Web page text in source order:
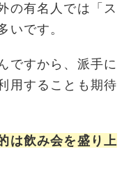
の有名人では「ス
いです。
ですから、派手に
用することも期待
は飲み会を盛り上